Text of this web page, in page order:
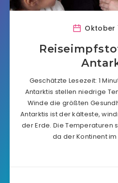
Oktober
Geschätzte Lesezeit: 1
Antarktis stellen niedrige
Winde die größten
Antarktis ist der kälteste,
der Erde. Die Temperaturen
da der Kontinent